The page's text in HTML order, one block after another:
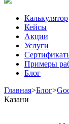
Калькулятор
Кейсы
Акции
Услуги
Примеры
Блог
Главная>Блог>
Казани